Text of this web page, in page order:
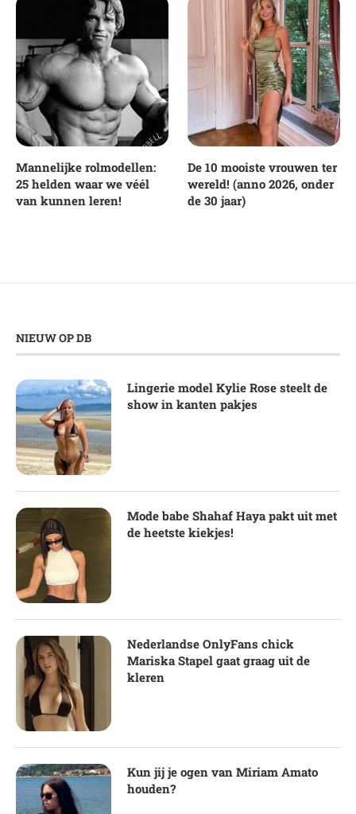
Mannelijke rolmodellen:
25 helden waar we véél
van kunnen leren!
De 10 mooiste vrouwen ter
wereld! (anno 2026, onder
de 30 jaar)
NIEUW OP DB
Lingerie model Kylie Rose steelt de
show in kanten pakjes
Mode babe Shahaf Haya pakt uit met
de heetste kiekjes!
Nederlandse OnlyFans chick
Mariska Stapel gaat graag uit de
kleren
Kun jij je ogen van Miriam Amato
houden?